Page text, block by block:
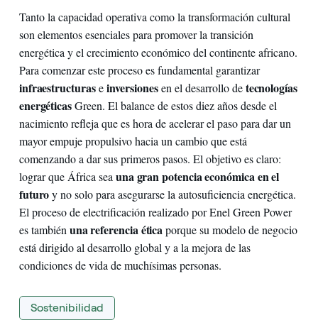
Tanto la capacidad operativa como la transformación cultural
son elementos esenciales para promover la transición
energética y el crecimiento económico del continente africano.
Para comenzar este proceso es fundamental garantizar
infraestructuraseinversionesen el desarrollo detecnologías
energéticasGreen. El balance de estos diez años desde el
nacimiento refleja que es hora de acelerar el paso para dar un
mayor empuje propulsivo hacia un cambio que está
comenzando a dar sus primeros pasos. El objetivo es claro:
lograr que África sea una gran potencia económica en el
futuroy no solo para asegurarse la autosuficiencia energética.
El proceso de electrificación realizado por Enel Green Power
es tambiénuna referencia éticaporque su modelo de negocio
está dirigido al desarrollo global y a la mejora de las
condiciones de vida de muchísimas personas.
Sostenibilidad